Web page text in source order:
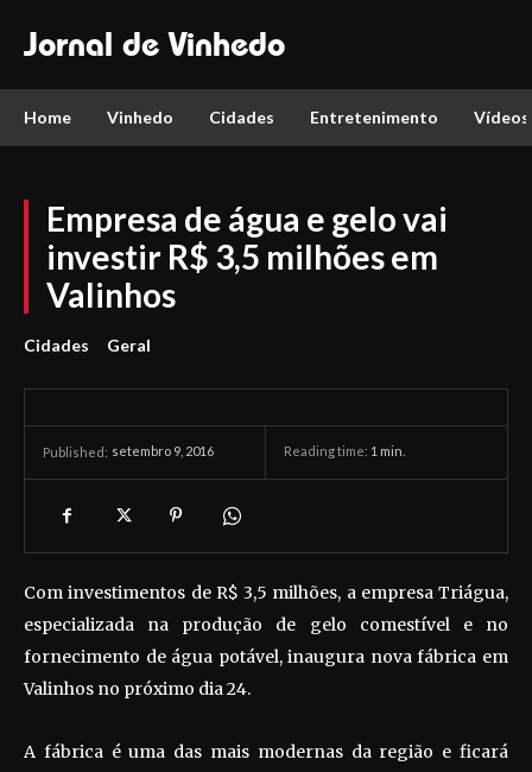
Jornal de Vinhedo
Home Vinhedo Cidades Entretenimento Vídeos
Empresa de água e gelo vai
investir R$ 3,5 milhões em
Valinhos
Cidades Geral
Published: setembro 9, 2016 Reading time: 1 min.
Com investimentos de R$ 3,5 milhões, a empresa Triágua,
especializada na produção de gelo comestível e no
fornecimento de água potável, inaugura nova fábrica em
Valinhos no próximo dia 24.
A fábrica é uma das mais modernas da região e ficará